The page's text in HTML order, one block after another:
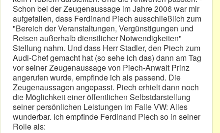
Schon bei der Zeugenaussage im Jahre 2006 war mir
aufgefallen, dass Ferdinand Piech ausschließlich zum
"Bereich der Veranstaltungen, Vergünstigungen und
Reisen außerhalb dienstlicher Notwendigkeiten"
Stellung nahm. Und dass Herr Stadler, den Piech zum
Audi-Chef gemacht hat (so sehe ich das) dann am Tag
vor seiner Zeugenaussage von Piech-Anwalt Prinz
angerufen wurde, empfinde ich als passend. Die
Zeugenaussagen angepasst. Piech erhielt dann noch
die Möglichkeit einer öffentlichen Selbstdarstellung
seiner persönlichen Leistungen im Falle VW: Alles
wunderbar. Ich empfinde Ferdinand Piech so in seiner
Rolle als: